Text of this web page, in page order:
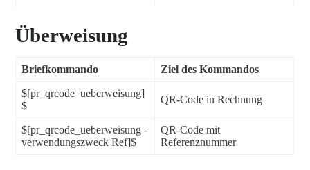
Überweisung
Briefkommando Ziel des Kommandos
$[pr_qrcode_ueberweisung]
$
QR-Code in Rechnung
$[pr_qrcode_ueberweisung -
verwendungszweck Ref]$
QR-Code mit
Referenznummer